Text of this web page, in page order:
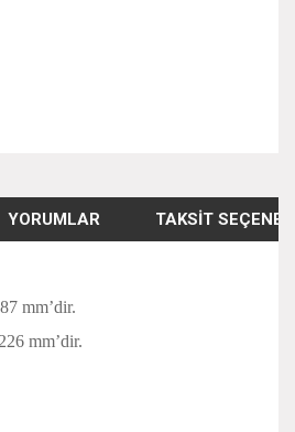
YORUMLAR TAKSIT
mm’dir.
mm’dir.